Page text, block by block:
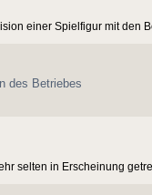
einer Spielfigur mit den
des Betriebes
selten in Erscheinung